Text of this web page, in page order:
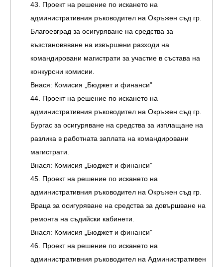
43. Проект на решение по искането на
административния ръководител на Окръжен съд гр.
Благоевград за осигуряване на средства за
възстановяване на извършени разходи на
командировани магистрати за участие в състава на
конкурсни комисии.
Внася: Комисия „Бюджет и финанси”
44. Проект на решение по искането на
административния ръководител на Окръжен съд гр.
Бургас за осигуряване на средства за изплащане на
разлика в работната заплата на командировани
магистрати.
Внася: Комисия „Бюджет и финанси”
45. Проект на решение по искането на
административния ръководител на Окръжен съд гр.
Враца за осигуряване на средства за довършване на
ремонта на съдийски кабинети.
Внася: Комисия „Бюджет и финанси”
46. Проект на решение по искането на
административния ръководител на Административен